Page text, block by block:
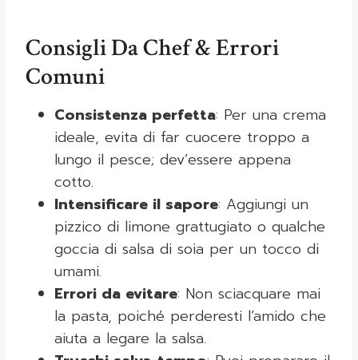
Consigli Da Chef & Errori
Comuni
Consistenza perfetta: Per una crema
ideale, evita di far cuocere troppo a
lungo il pesce; dev’essere appena
cotto.
Intensificare il sapore: Aggiungi un
pizzico di limone grattugiato o qualche
goccia di salsa di soia per un tocco di
umami.
Errori da evitare: Non sciacquare mai
la pasta, poiché perderesti l’amido che
aiuta a legare la salsa.